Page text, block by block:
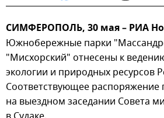
СИМФЕРОПОЛЬ, 30 мая – РИА
Южнобережные парки
"Мисхорский" отнесены к
экологии и природных ресурсов
Соответствующее распоряжение
на выездном заседании Совета